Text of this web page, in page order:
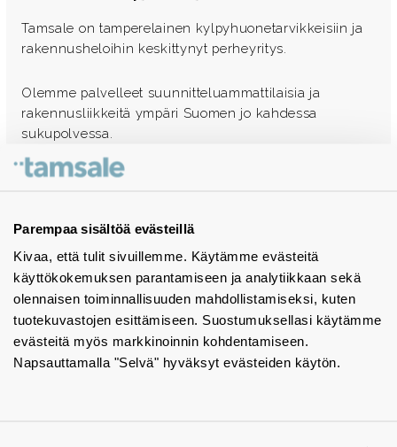
Parempaa sisältöä evästeillä
Kivaa, että tulit sivuillemme. Käytämme evästeitä
käyttökokemuksen parantamiseen ja analytiikkaan sekä
olennaisen toiminnallisuuden mahdollistamiseksi, kuten
tuotekuvastojen esittämiseen. Suostumuksellasi käytämme
evästeitä myös markkinoinnin kohdentamiseen.
Napsauttamalla "Selvä" hyväksyt evästeiden käytön.
Tamsale on tamperelainen kylpyhuonetarvikkeisiin ja
rakennusheloihin keskittynyt perheyritys.
Olemme palvelleet suunnitteluammattilaisia ja
rakennusliikkeitä ympäri Suomen jo kahdessa
sukupolvessa.
Ota yhteyttä - autamme mielellämme
Tuotekuvastot
Instagram
BIM-objektit
Yhteystiedot
Tiedotteet